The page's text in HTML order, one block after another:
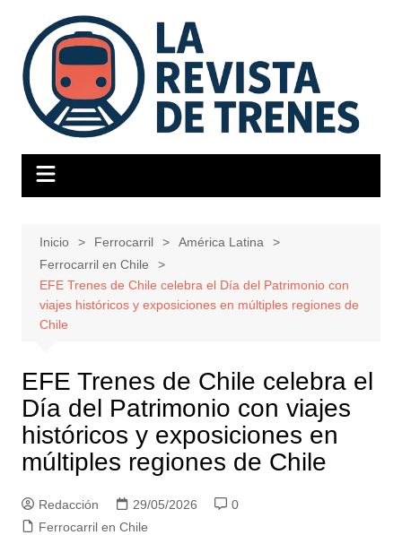
contenido
Inicio Ferrocarril
América Latina
Ferrocarril en Chile
EFE Trenes de Chile celebra el Día del Patrimonio con
viajes históricos y exposiciones en múltiples regiones de
Chile
EFE Trenes de Chile celebra el
Día del Patrimonio con viajes
históricos y exposiciones en
múltiples regiones de Chile
Redacción 29/05/2026
0
Ferrocarril en Chile